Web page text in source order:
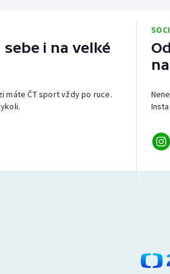
i na velké
máte ČT sport vždy po ruce.